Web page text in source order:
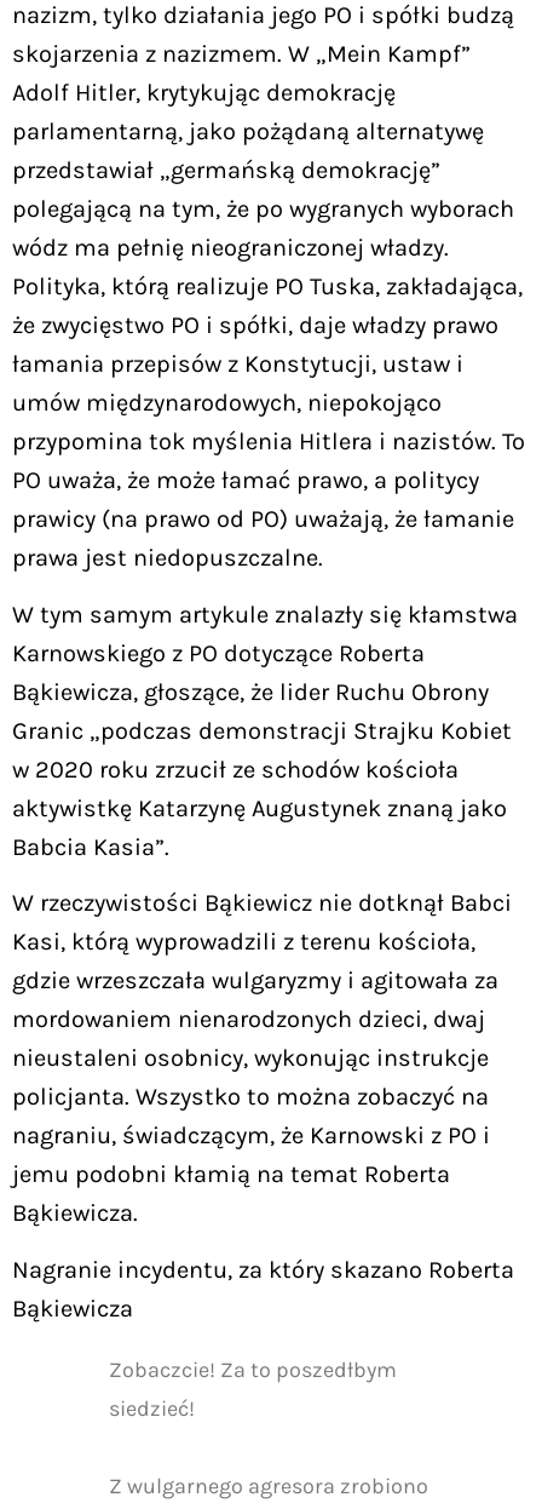
nazizm, tylko działania jego PO i spółki budzą
skojarzenia z nazizmem. W „Mein Kampf”
Adolf Hitler, krytykując demokrację
parlamentarną, jako pożądaną alternatywę
przedstawiał „germańską demokrację”
polegającą na tym, że po wygranych wyborach
wódz ma pełnię nieograniczonej władzy.
Polityka, którą realizuje PO Tuska, zakładająca,
że zwycięstwo PO i spółki, daje władzy prawo
łamania przepisów z Konstytucji, ustaw i
umów międzynarodowych, niepokojąco
przypomina tok myślenia Hitlera i nazistów. To
PO uważa, że może łamać prawo, a politycy
prawicy (na prawo od PO) uważają, że łamanie
prawa jest niedopuszczalne.
W tym samym artykule znalazły się kłamstwa
Karnowskiego z PO dotyczące Roberta
Bąkiewicza, głoszące, że lider Ruchu Obrony
Granic „podczas demonstracji Strajku Kobiet
w 2020 roku zrzucił ze schodów kościoła
aktywistkę Katarzynę Augustynek znaną jako
Babcia Kasia”.
W rzeczywistości Bąkiewicz nie dotknął Babci
Kasi, którą wyprowadzili z terenu kościoła,
gdzie wrzeszczała wulgaryzmy i agitowała za
mordowaniem nienarodzonych dzieci, dwaj
nieustaleni osobnicy, wykonując instrukcje
policjanta. Wszystko to można zobaczyć na
nagraniu, świadczącym, że Karnowski z PO i
jemu podobni kłamią na temat Roberta
Bąkiewicza.
Nagranie incydentu, za który skazano Roberta
Bąkiewicza
Zobaczcie! Za to poszedłbym
siedzieć!
Z wulgarnego agresora zrobiono